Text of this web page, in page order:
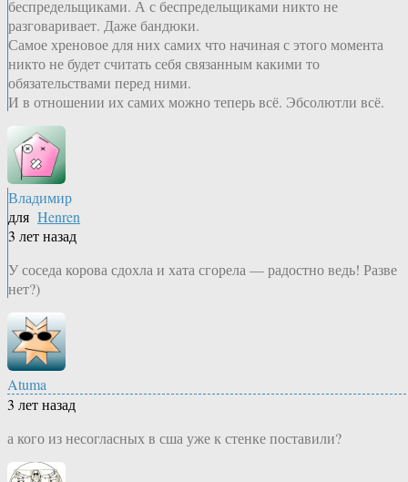
беспредельщиками. А с беспредельщиками никто не
разговаривает. Даже бандюки.
Самое хреновое для них самих что начиная с этого момента
никто не будет считать себя связанным какими то
обязательствами перед ними.
И в отношении их самих можно теперь всё. Эбсолютли всё.
Владимир
для Henren
3 лет назад
У соседа корова сдохла и хата сгорела — радостно ведь! Разве
нет?)
Atuma
3 лет назад
а кого из несогласных в сша уже к стенке поставили?